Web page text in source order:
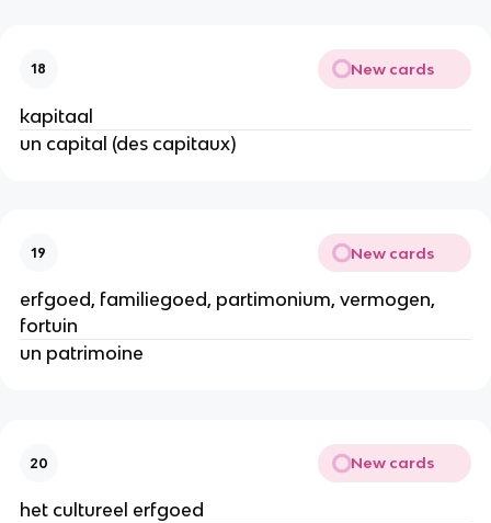
18 New cards
kapitaal
un capital (des capitaux)
19 New cards
erfgoed, familiegoed, partimonium, vermogen,
fortuin
un patrimoine
20 New cards
het cultureel erfgoed